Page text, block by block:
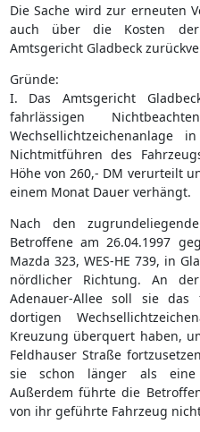
Die Sache wird zur erneuten
auch über die Kosten der
Amtsgericht Gladbeck
Gründe:
I. Das Amtsgericht
fahrlässigen
Wechsellichtzeichenanlage
Nichtmitführen des
Höhe von 260,- DM verurteilt
einem Monat Dauer verhängt.
Nach den
Betroffene am 26.04.1997
Mazda 323, WES-HE 739, in
nördlicher Richtung. An
Adenauer-Allee soll sie
dortigen
Kreuzung überquert haben,
Feldhauser Straße
sie schon länger als eine
Außerdem führte die
von ihr geführte Fahrzeug